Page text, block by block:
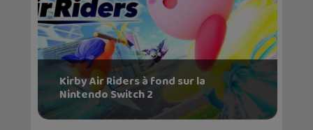
Kirby Air Riders à fond sur la
Nintendo Switch 2